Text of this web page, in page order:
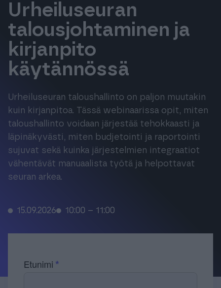
Finago Sign
Kampus
Kokemuksia
Hinnasto
Tuki & Koulutus
Meistä & Ajankohtaista
Urheiluseuran
talousjohtaminen ja
kirjanpito
käytännössä
Urheiluseuran taloushallinto on paljon muutakin
kuin kirjanpitoa. Tässä webinaarissa opit, miten
taloushallinto voidaan järjestää tehokkaasti ja
läpinäkyvästi, miten budjetointi ja raportointi
sujuvat sekä kuinka järjestelmien integraatiot
vähentävät manuaalista työtä ja helpottavat
seuran arkea.
15.09.2026 10:00 – 11:00
Etunimi